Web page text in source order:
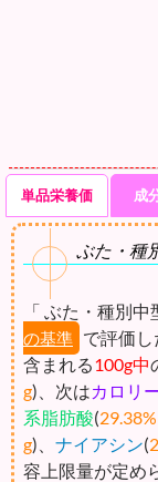
単品栄養価 成
ぶた・種
「 ぶた・種別
の基準 で評価
含まれる100g中
g)、次はカロリ
系脂肪酸(
g)、 ナイアシン(
容上限量が定め